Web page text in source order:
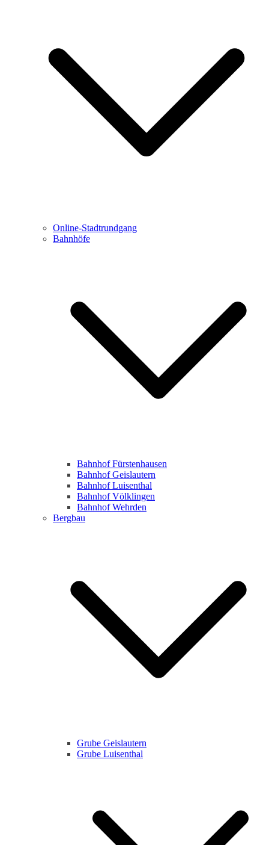
Online-Stadtrundgang
Bahnhöfe
Bahnhof Fürstenhausen
Bahnhof Geislautern
Bahnhof Luisenthal
Bahnhof Völklingen
Bahnhof Wehrden
Bergbau
Grube Geislautern
Grube Luisenthal